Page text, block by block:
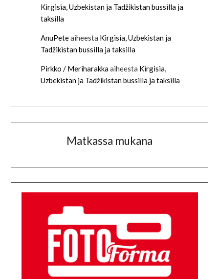
Kirgisia, Uzbekistan ja Tadžikistan bussilla ja
taksilla
AnuPeteaiheesta Kirgisia, Uzbekistan ja
Tadžikistan bussilla ja taksilla
Pirkko / Meriharakkaaiheesta Kirgisia,
Uzbekistan ja Tadžikistan bussilla ja taksilla
Matkassa mukana